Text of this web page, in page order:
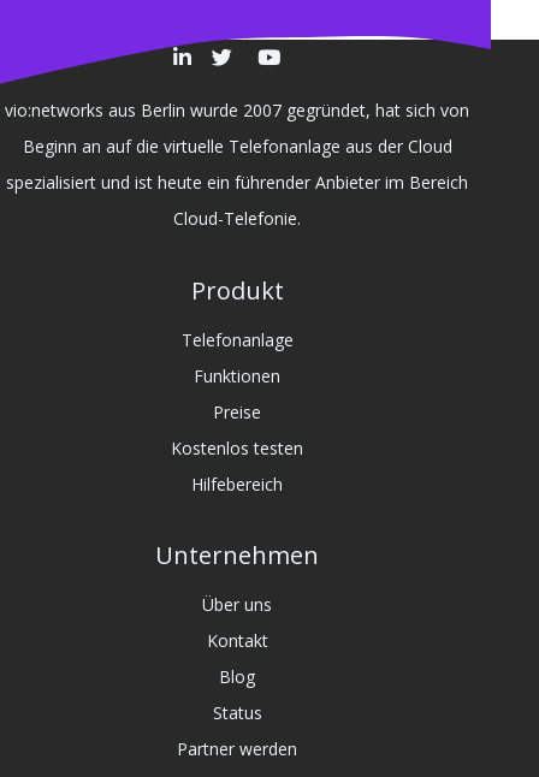
vio:networks aus Berlin wurde 2007 gegründet, hat sich von
Beginn an auf die virtuelle Telefonanlage aus der Cloud
spezialisiert und ist heute ein führender Anbieter im Bereich
Cloud-Telefonie.
Produkt
Telefonanlage
Funktionen
Preise
Kostenlos testen
Hilfebereich
Unternehmen
Über uns
Kontakt
Blog
Status
Partner werden